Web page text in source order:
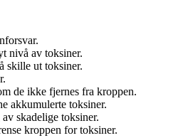
nivå av toksiner.
skille ut toksiner.
de ikke fjernes fra kroppen.
akkumulerte toksiner.
skadelige toksiner.
kroppen for toksiner.